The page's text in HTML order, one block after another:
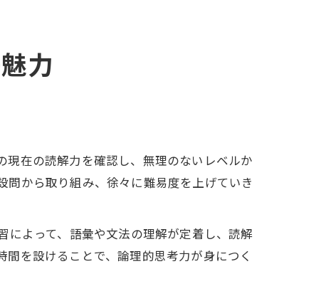
力
在の読解力を確認し、無理のないレベルか
から取り組み、徐々に難易度を上げていき
によって、語彙や文法の理解が定着し、読解
を設けることで、論理的思考力が身につく